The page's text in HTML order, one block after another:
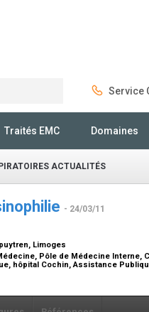
Service
Traités EMC Domaines
ACTUALITÉS
- 24/03/11
Limoges
Pôle de Médecine Interne,
hôpital Cochin, Assistance